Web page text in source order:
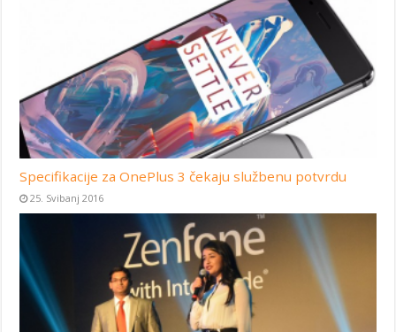
Specifikacije za OnePlus 3 čekaju službenu potvrdu
25. Svibanj 2016